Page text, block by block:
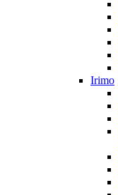
Irimo